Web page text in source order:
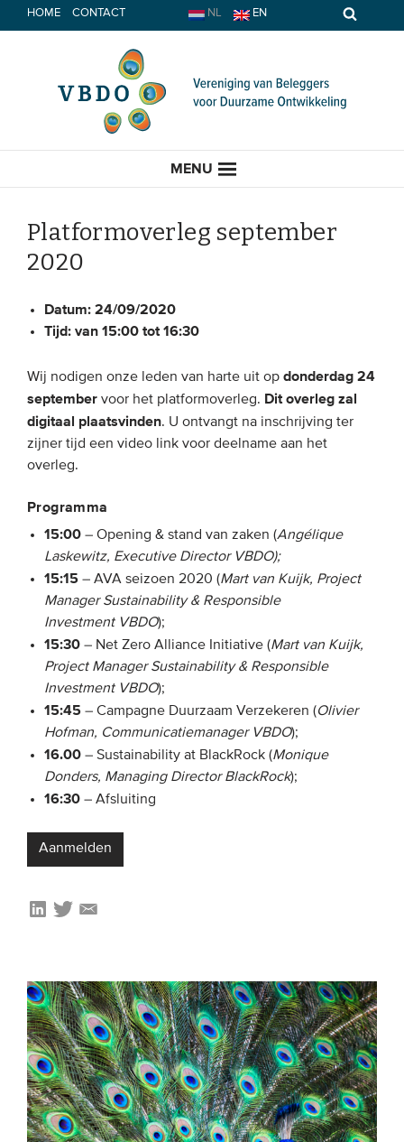
Spring
naar
HOME CONTACT NL EN
MENU
ACTUEEL
Opinie
EVENEMENTEN
MEDIA
Webinars
Podcasts
Video’s
WIE WE ZIJN
WAT WE DOEN
Engagement
Benchmarking
Kennisdeling
CONTACT
Platformoverleg september
2020
Datum:24/09/2020
Tijd:van 15:00 tot 16:30
Wij nodigen onze leden van harte uit op donderdag 24
september voor het platformoverleg. Dit overleg zal
digitaal plaatsvinden. U ontvangt na inschrijving ter
zijner tijd een video link voor deelname aan het
overleg.
Programma
15:00– Opening & stand van zaken (Angélique
Laskewitz, Executive Director VBDO);
15:15 – AVA seizoen 2020 (Mart van Kuijk, Project
Manager Sustainability & Responsible
Investment VBDO);
15:30 – Net Zero Alliance Initiative (Mart van Kuijk,
Project Manager Sustainability & Responsible
Investment VBDO);
15:45– Campagne Duurzaam Verzekeren (Olivier
Hofman, Communicatiemanager VBDO);
16.00– Sustainability at BlackRock (Monique
Donders, Managing Director BlackRock);
16:30– Afsluiting
Aanmelden